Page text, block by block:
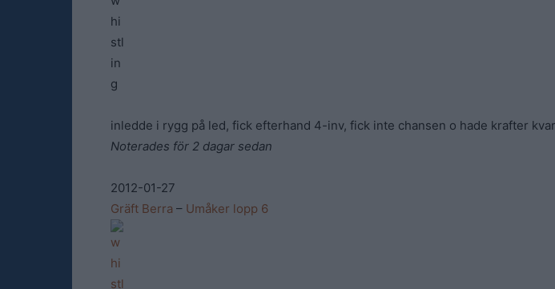
inledde i rygg på led, fick efterhand 4-inv, fick inte chansen o hade krafter kvar
Noterades för 2 dagar sedan
2012-01-27
Gräft Berra – Umåker lopp 6